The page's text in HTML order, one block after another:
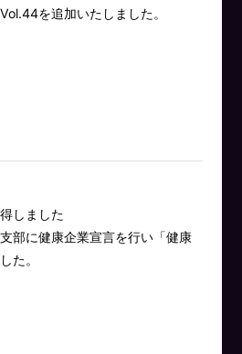
を追加いたしました。
しました
部に健康企業宣言を行い「健康
た。